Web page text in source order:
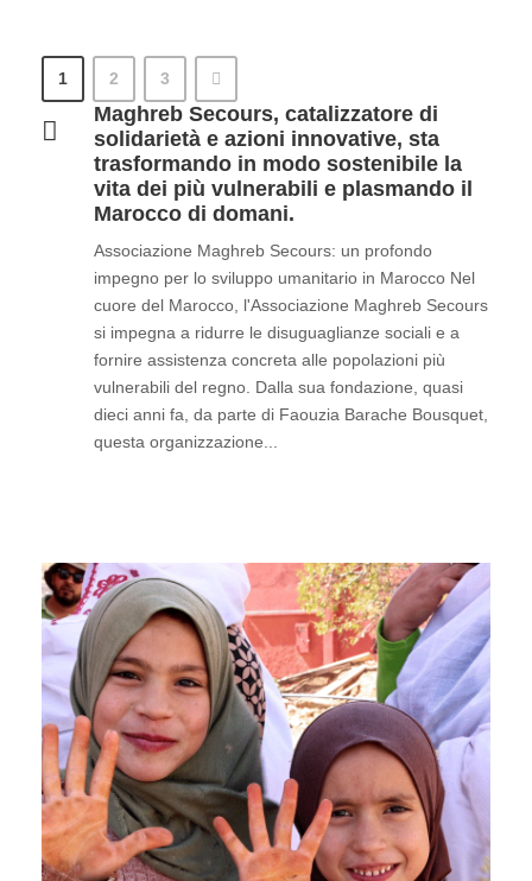
1 2 3
Maghreb Secours, catalizzatore di
solidarietà e azioni innovative, sta
trasformando in modo sostenibile la
vita dei più vulnerabili e plasmando il
Marocco di domani.
Associazione Maghreb Secours: un profondo
impegno per lo sviluppo umanitario in Marocco Nel
cuore del Marocco, l'Associazione Maghreb Secours
si impegna a ridurre le disuguaglianze sociali e a
fornire assistenza concreta alle popolazioni più
vulnerabili del regno. Dalla sua fondazione, quasi
dieci anni fa, da parte di Faouzia Barache Bousquet,
questa organizzazione...